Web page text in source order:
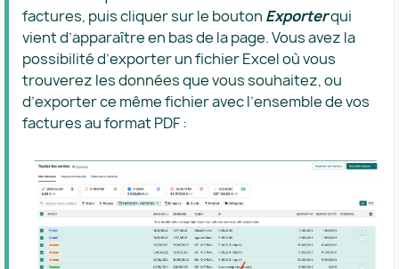
factures, puis cliquer sur le bouton Exporterqui
vient d’apparaître en bas de la page. Vous avez la
possibilité d’exporter un fichier Excel où vous
trouverez les données que vous souhaitez, ou
d’exporter ce même fichier avec l’ensemble de vos
factures au format PDF :